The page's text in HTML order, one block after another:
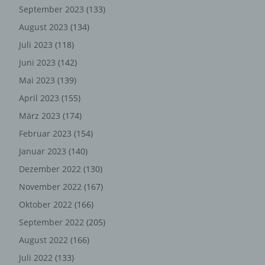
September 2023 (133)
August 2023 (134)
Juli 2023 (118)
Juni 2023 (142)
Mai 2023 (139)
April 2023 (155)
März 2023 (174)
Februar 2023 (154)
Januar 2023 (140)
Dezember 2022 (130)
November 2022 (167)
Oktober 2022 (166)
September 2022 (205)
August 2022 (166)
Juli 2022 (133)
Kontaktmöglichkeit über die
Internetseite
Die Internetseite enthält aufgrund von gesetzlichen
Vorschriften Angaben, die eine schnelle elektronische
unmittelbare Kommunikation mit uns ermöglichen, was
ebenfalls eine allgemeine Adresse der sogenannten
elektronischen Post (E-Mail-Adresse) umfasst. Sofern
Kontaktformular den Kontakt mit dem für die
Verarbeitung Verantwortlichen aufnimmt, werden die von
personenbezogenen Daten automatisch gespeichert.
Solche auf freiwilliger Basis von einer betroffenen Person
an den für die Verarbeitung Verantwortlichen
Zwecke der Bearbeitung oder der Kontaktaufnahme zur
betroffenen Person gespeichert. Es erfolgt keine